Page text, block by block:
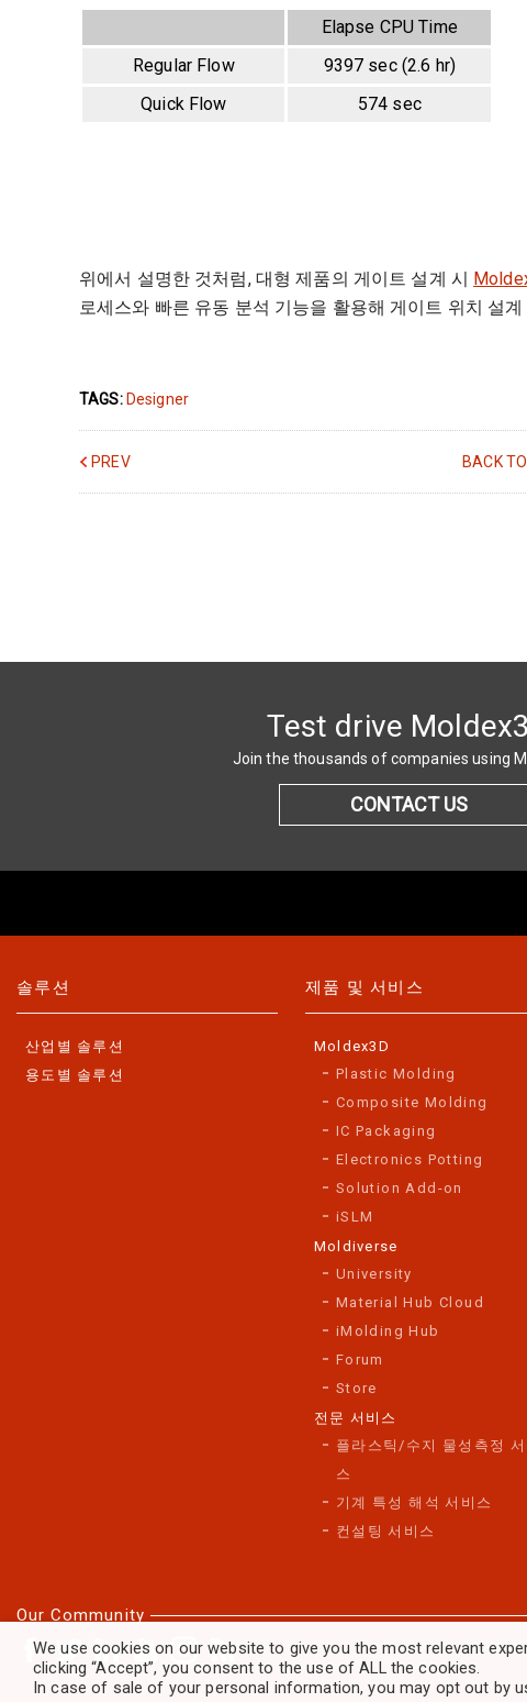
Elapse CPU Time
Regular Flow
9397 sec (2.6 hr)
Quick Flow
574 sec
위에서 설명한 것처럼, 대형 제품의 게이트 설계 시
로세스와 빠른 유동 분석 기능을 활용해 게이트 위치 설
TAGS: Designer
PREV BACK
Test drive
Join the thousands of companies using
CONTACT US
솔루션
산업별 솔루션
용도별 솔루션
제품 및 서비스
Moldex3D
Plastic Molding
Composite Molding
IC Packaging
Electronics Potting
Solution Add-on
iSLM
Moldiverse
University
Material Hub Cloud
iMolding Hub
Forum
Store
전문 서비스
플라스틱/수지 물성측정 서
스
기계 특성 해석 서비스
컨설팅 서비스
Our Community
We use cookies on our website to give you the most relevant
clicking “Accept”, you consent to the use of ALL the cookies.
In case of sale of your personal information, you may opt out by